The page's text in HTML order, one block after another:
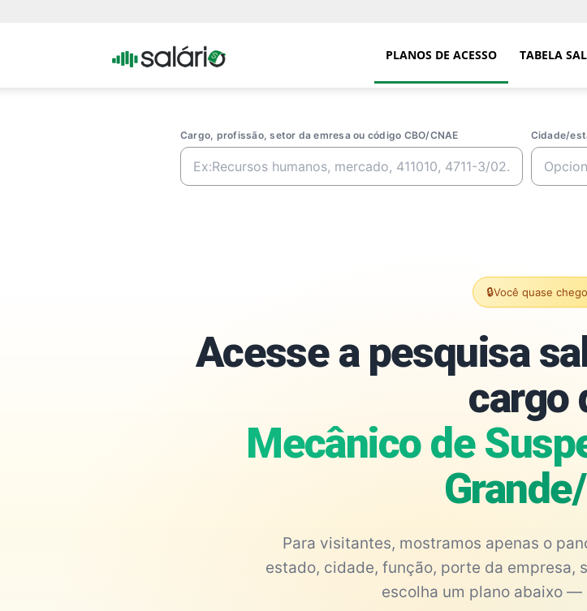
Portal PLANOS DE ACESSO TABELA
Cargo, profissão, setor da emresa ou código CBO/CNAE Cidade/
🔒Você quase
Acesse a pesquisa
cargo
Mecânico de
Para visitantes, mostramos apenas o
estado, cidade, função, porte da empresa,
escolha um plano abaixo —